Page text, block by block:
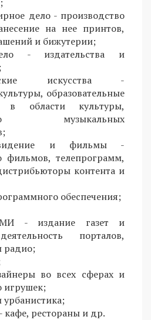
дело - производство
на нее принтов,
и бижутерии;
- издательства и
искусства -
образовательные
в области культуры,
музыкальных
и фильмы -
фильмов, телепрограмм,
контента и
обеспечения;
- издание газет и
порталов,
радио;
во всех сферах и
игрушек;
урбанистика;
кафе, рестораны и др.